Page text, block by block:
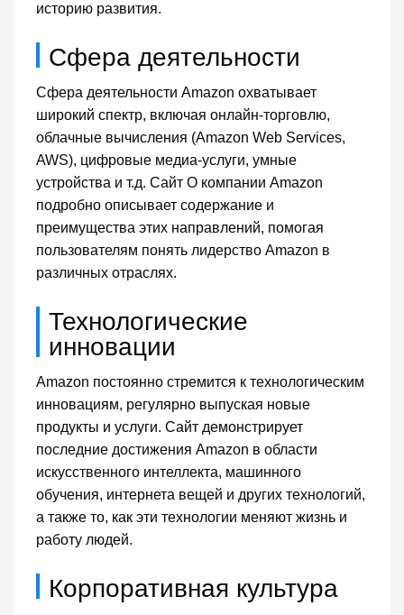
историю развития.
Сфера деятельности
Сфера деятельности Amazon охватывает
широкий спектр, включая онлайн-торговлю,
облачные вычисления (Amazon Web Services,
AWS), цифровые медиа-услуги, умные
устройства и т.д. Сайт О компании Amazon
подробно описывает содержание и
преимущества этих направлений, помогая
пользователям понять лидерство Amazon в
различных отраслях.
Технологические
инновации
Amazon постоянно стремится к технологическим
инновациям, регулярно выпуская новые
продукты и услуги. Сайт демонстрирует
последние достижения Amazon в области
искусственного интеллекта, машинного
обучения, интернета вещей и других технологий,
а также то, как эти технологии меняют жизнь и
работу людей.
Корпоративная культура